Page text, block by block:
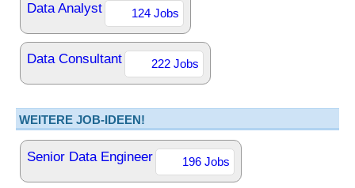
Data Analyst 124 Jobs
Data Consultant 222 Jobs
WEITERE JOB-IDEEN!
Senior Data Engineer 196 Jobs